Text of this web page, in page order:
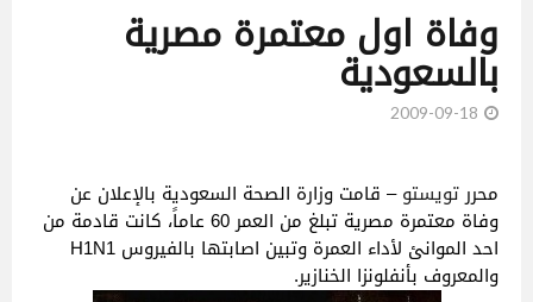
وفاة اول معتمرة مصرية
بالسعودية
2009-09-18
محررتويستو– قامت وزارة الصحة السعودية بالإعلان عن
وفاة معتمرة مصرية تبلغ من العمر 60 عاماً، كانت قادمة من
احد الموانئ لأداء العمرة وتبين اصابتها بالفيروس H1N1
والمعروف بأنفلونزا الخنازير.